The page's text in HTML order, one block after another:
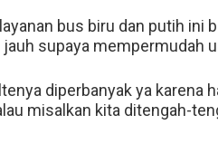
bus biru dan putih ini
jauh supaya mempermudah
diperbanyak ya karena
misalkan kita ditengah-